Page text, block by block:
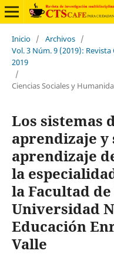
Inicio / Archivos /
Vol. 3 Núm. 9 (2019):
2019
/
Ciencias Sociales y
Los sistemas
aprendizaje y
aprendizaje
la
la Facultad
Universidad
Educación
Valle